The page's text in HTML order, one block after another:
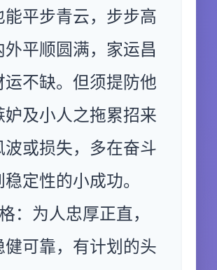
能平步青云，步步高
外平顺圆满，家运昌
运不缺。但须提防他
妒及小人之拖累招来
波或损失，多在奋斗
定性的小成功。
：为人忠厚正直，
健可靠，有计划的头